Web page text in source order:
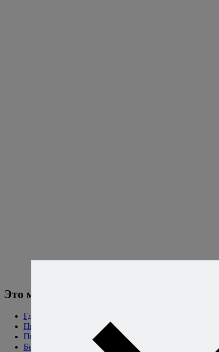
Это может вам понравиться:
Где лучшее пиво в мире - Бельгия
Пивные заметки
Пиво и устрицы
Бельгийское оглавление